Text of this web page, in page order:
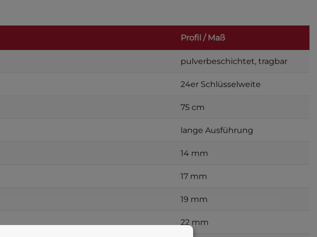
Profil / Maß
pulverbeschichtet, tragbar
24er Schlüsselweite
75 cm
lange Ausführung
14 mm
17 mm
19 mm
22 mm